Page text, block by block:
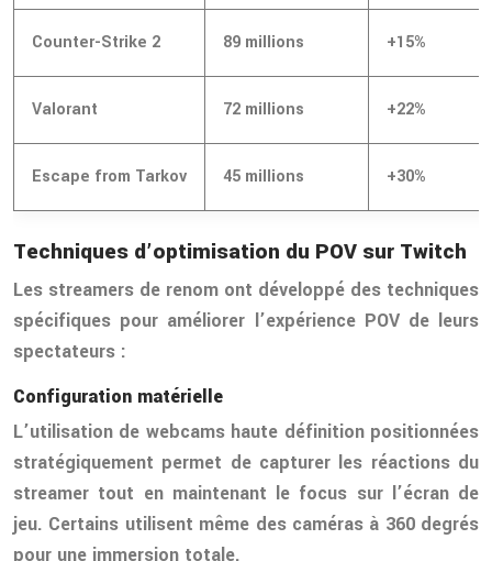
Counter-Strike 2 89 millions +15%
Valorant 72 millions +22%
Escape from Tarkov 45 millions +30%
Techniques d’optimisation du POV sur Twitch
Les streamers de renom ont développé des techniques
spécifiques pour améliorer l’expérience POV de leurs
spectateurs :
Configuration matérielle
L’utilisation de webcams haute définition positionnées
stratégiquement permet de capturer les réactions du
streamer tout en maintenant le focus sur l’écran de
jeu. Certains utilisent même des caméras à 360 degrés
pour une immersion totale.